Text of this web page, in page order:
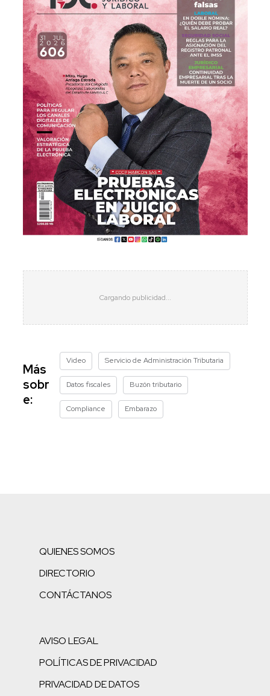
Más
sobr
e:
Video Servicio de Administración Tributaria
Datos fiscales Buzón tributario
Compliance Embarazo
QUIENES SOMOS
DIRECTORIO
CONTÁCTANOS
AVISO LEGAL
POLÍTICAS DE PRIVACIDAD
PRIVACIDAD DE DATOS